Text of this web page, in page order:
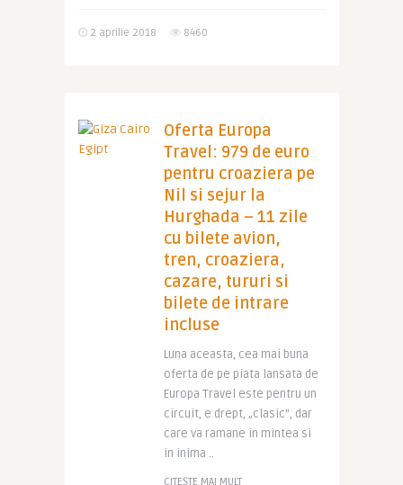
2 aprilie 2018 8460
Oferta Europa
Travel: 979 de euro
pentru croaziera pe
Nil si sejur la
Hurghada – 11 zile
cu bilete avion,
tren, croaziera,
cazare, tururi si
bilete de intrare
incluse
Luna aceasta, cea mai buna
oferta de pe piata lansata de
Europa Travel este pentru un
circuit, e drept, „clasic”, dar
care va ramane in mintea si
in inima ..
CITEȘTE MAI MULT